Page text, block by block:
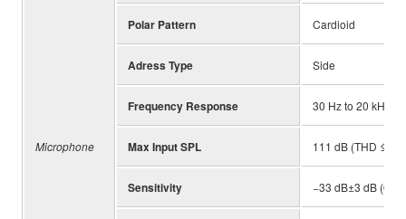
Microphone
Polar Pattern Cardioid
Adress Type Side
Frequency Response 30 Hz to 20 kHz
Max Input SPL 111 dB (THD
Sensitivity −33 dB±3 dB (0